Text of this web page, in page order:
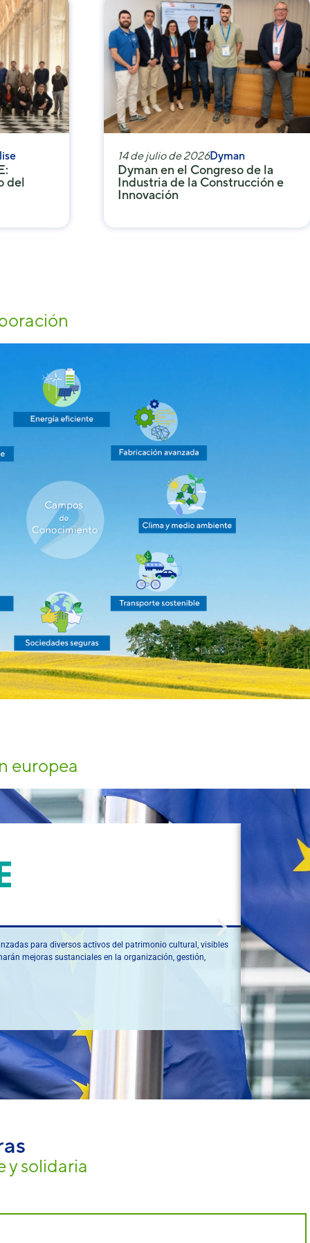
del
14 de julio de 2026Dyman
Dyman en el Congreso de la
Industria de la Construcción e
Innovación
europea
para diversos activos del patrimonio cultural, visibles
mejoras sustanciales en la organización, gestión,
United
Reducir el
residuos que
desechos y
y solidaria